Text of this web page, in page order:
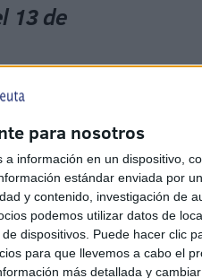
para nosotros
información en un dispositivo,
estándar enviada por
y contenido, investigación de
podemos utilizar datos de
dispositivos. Puede hacer clic
para que llevemos a cabo el
más detallada y
13 de
y encontrar
algo que ya